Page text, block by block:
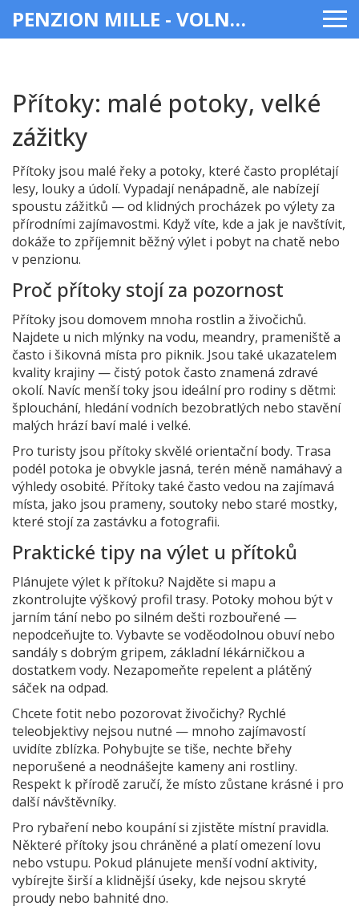
PENZION MILLE - VOLNÝ ČAS & ZÁBAVA
Přítoky: malé potoky, velké
zážitky
Přítoky jsou malé řeky a potoky, které často proplétají
lesy, louky a údolí. Vypadají nenápadně, ale nabízejí
spoustu zážitků — od klidných procházek po výlety za
přírodními zajímavostmi. Když víte, kde a jak je navštívit,
dokáže to zpříjemnit běžný výlet i pobyt na chatě nebo
v penzionu.
Proč přítoky stojí za pozornost
Přítoky jsou domovem mnoha rostlin a živočichů.
Najdete u nich mlýnky na vodu, meandry, prameniště a
často i šikovná místa pro piknik. Jsou také ukazatelem
kvality krajiny — čistý potok často znamená zdravé
okolí. Navíc menší toky jsou ideální pro rodiny s dětmi:
šplouchání, hledání vodních bezobratlých nebo stavění
malých hrází baví malé i velké.
Pro turisty jsou přítoky skvělé orientační body. Trasa
podél potoka je obvykle jasná, terén méně namáhavý a
výhledy osobité. Přítoky také často vedou na zajímavá
místa, jako jsou prameny, soutoky nebo staré mostky,
které stojí za zastávku a fotografii.
Praktické tipy na výlet u přítoků
Plánujete výlet k přítoku? Najděte si mapu a
zkontrolujte výškový profil trasy. Potoky mohou být v
jarním tání nebo po silném dešti rozbouřené —
nepodceňujte to. Vybavte se voděodolnou obuví nebo
sandály s dobrým gripem, základní lékárničkou a
dostatkem vody. Nezapomeňte repelent a plátěný
sáček na odpad.
Chcete fotit nebo pozorovat živočichy? Rychlé
teleobjektivy nejsou nutné — mnoho zajímavostí
uvidíte zblízka. Pohybujte se tiše, nechte břehy
neporušené a neodnášejte kameny ani rostliny.
Respekt k přírodě zaručí, že místo zůstane krásné i pro
další návštěvníky.
Pro rybaření nebo koupání si zjistěte místní pravidla.
Některé přítoky jsou chráněné a platí omezení lovu
nebo vstupu. Pokud plánujete menší vodní aktivity,
vybírejte širší a klidnější úseky, kde nejsou skryté
proudy nebo bahnité dno.